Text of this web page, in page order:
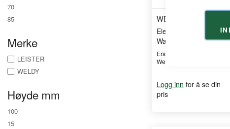
WELDY
Element til Sveis
Watt
Erstatningsvarmeelement
Weldy Quick L sv ...
Logg inn for å se din
pris
70
85
Merke
LEISTER
WELDY
Høyde mm
100
15